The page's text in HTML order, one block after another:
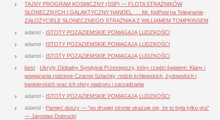
TAJNY PROGRAM KOSMICZNY (SSP) — FLOTA STRAŻNIKÓW
SŁONECZNYCH I GALAKTYCZNY HANDEL. … Mr. KidPool na Telegramie -
ZAŁOŻYCIELE SŁONECZNEGO STRAŻNIKA Z WILLIAMEM TOMPKINSEM
adamd - ISTOTY POZAZIEMSKIE POMAGAJĄ LUDZKOŚCI
adamd - ISTOTY POZAZIEMSKIE POMAGAJĄ LUDZKOŚCI
adamd - ISTOTY POZAZIEMSKIE POMAGAJĄ LUDZKOŚCI
best - Ukryty Globalny Syndykat Przestępczy, który rządzi światem: Klany i
powiązania rodzinne Czarnej Szlachty, rodzin królewskich, żydowskich i
bankierskich oraz ich sfery nadzoru i zarządzania
adamd - ISTOTY POZAZIEMSKIE POMAGAJĄ LUDZKOŚCI
adamd - Pamięć duszy — “po drugiej stronie okazuje się, że to była tylko gra”
— Jarosław Dobrucki